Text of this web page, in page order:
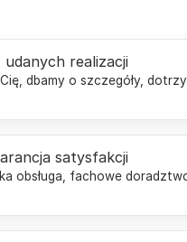
udanych realizacji
Cię, dbamy o szczegóły,
satysfakcji
obsługa, fachowe